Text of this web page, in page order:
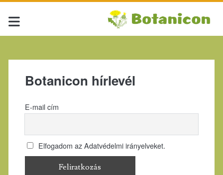
Botanicon hírlevél
E-mail cím
Elfogadom az Adatvédelmi irányelveket.